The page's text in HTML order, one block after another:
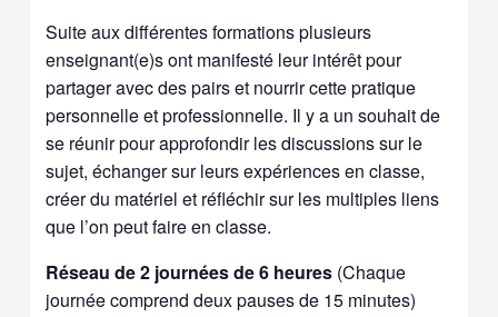
Suite aux différentes formations plusieurs
enseignant(e)s ont manifesté leur intérêt pour
partager avec des pairs et nourrir cette pratique
personnelle et professionnelle. Il y a un souhait de
se réunir pour approfondir les discussions sur le
sujet, échanger sur leurs expériences en classe,
créer du matériel et réfléchir sur les multiples liens
que l’on peut faire en classe.
Réseau de 2 journées de 6 heures (Chaque
journée comprend deux pauses de 15 minutes)